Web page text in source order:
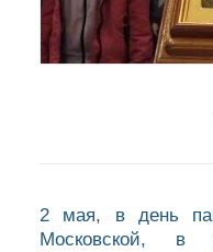
2 мая, в день
Московской, в